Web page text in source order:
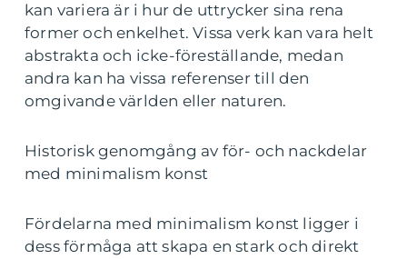
kan variera är i hur de uttrycker sina rena
former och enkelhet. Vissa verk kan vara helt
abstrakta och icke-föreställande, medan
andra kan ha vissa referenser till den
omgivande världen eller naturen.
Historisk genomgång av för- och nackdelar
med minimalism konst
Fördelarna med minimalism konst ligger i
dess förmåga att skapa en stark och direkt